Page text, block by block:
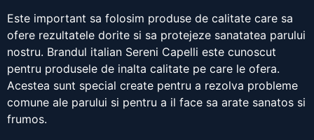
Este important sa folosim produse de calitate care sa
ofere rezultatele dorite si sa protejeze sanatatea parului
nostru. Brandul italian Sereni Capelli este cunoscut
pentru produsele de inalta calitate pe care le ofera.
Acestea sunt special create pentru a rezolva probleme
comune ale parului si pentru a il face sa arate sanatos si
frumos.